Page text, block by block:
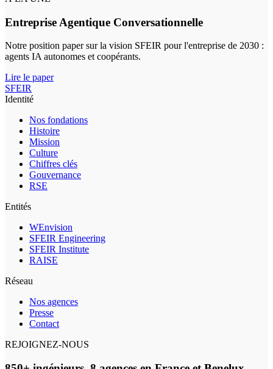
Entreprise Agentique Conversationnelle
Notre position paper sur la vision SFEIR pour l'entreprise de 2030 :
agents IA autonomes et coopérants.
Lire le paper
SFEIR
Identité
Nos fondations
Histoire
Mission
Culture
Chiffres clés
Gouvernance
RSE
Entités
WEnvision
SFEIR Engineering
SFEIR Institute
RAISE
Réseau
Nos agences
Presse
Contact
REJOIGNEZ-NOUS